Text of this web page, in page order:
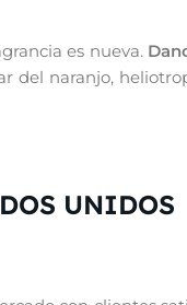
es nueva.
del naranjo,
UNIDOS